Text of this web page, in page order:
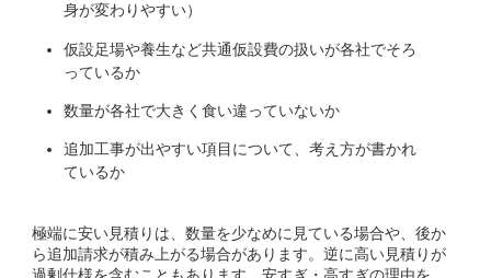
身が変わりやすい）
仮設足場や養生など共通仮設費の扱いが各社でそろ
っているか
数量が各社で大きく食い違っていないか
追加工事が出やすい項目について、考え方が書かれ
ているか
極端に安い見積りは、数量を少なめに見ている場合や、後か
ら追加請求が積み上がる場合があります。逆に高い見積りが
過剰仕様を含むこともあります。安すぎ・高すぎの理由を、